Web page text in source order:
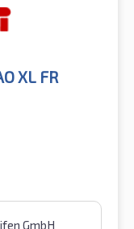
XL FR
GmbH